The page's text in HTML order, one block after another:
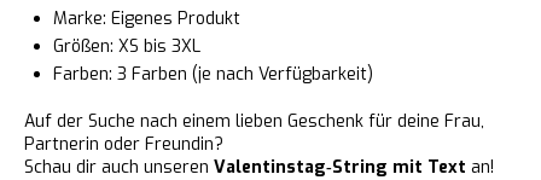
Marke: Eigenes Produkt
Größen: XS bis 3XL
Farben: 3 Farben (je nach Verfügbarkeit)
Auf der Suche nach einem lieben Geschenk für deine Frau,
Partnerin oder Freundin?
Schau dir auch unseren Valentinstag‑String mit Text an!